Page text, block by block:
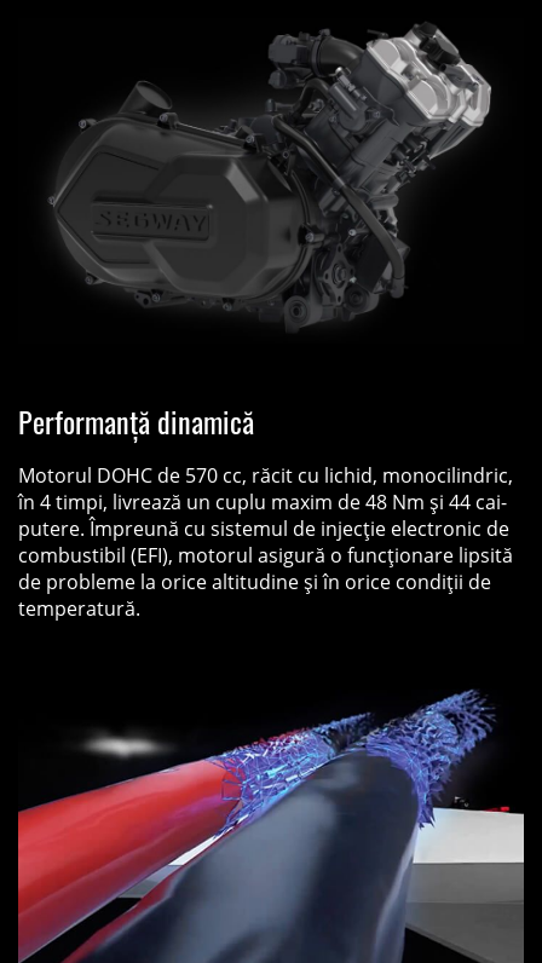
Performanță dinamică
Motorul DOHC de 570 cc, răcit cu lichid, monocilindric,
în 4 timpi, livrează un cuplu maxim de 48 Nm și 44 cai-
putere. Împreună cu sistemul de injecție electronic de
combustibil (EFI), motorul asigură o funcționare lipsită
de probleme la orice altitudine și în orice condiții de
temperatură.